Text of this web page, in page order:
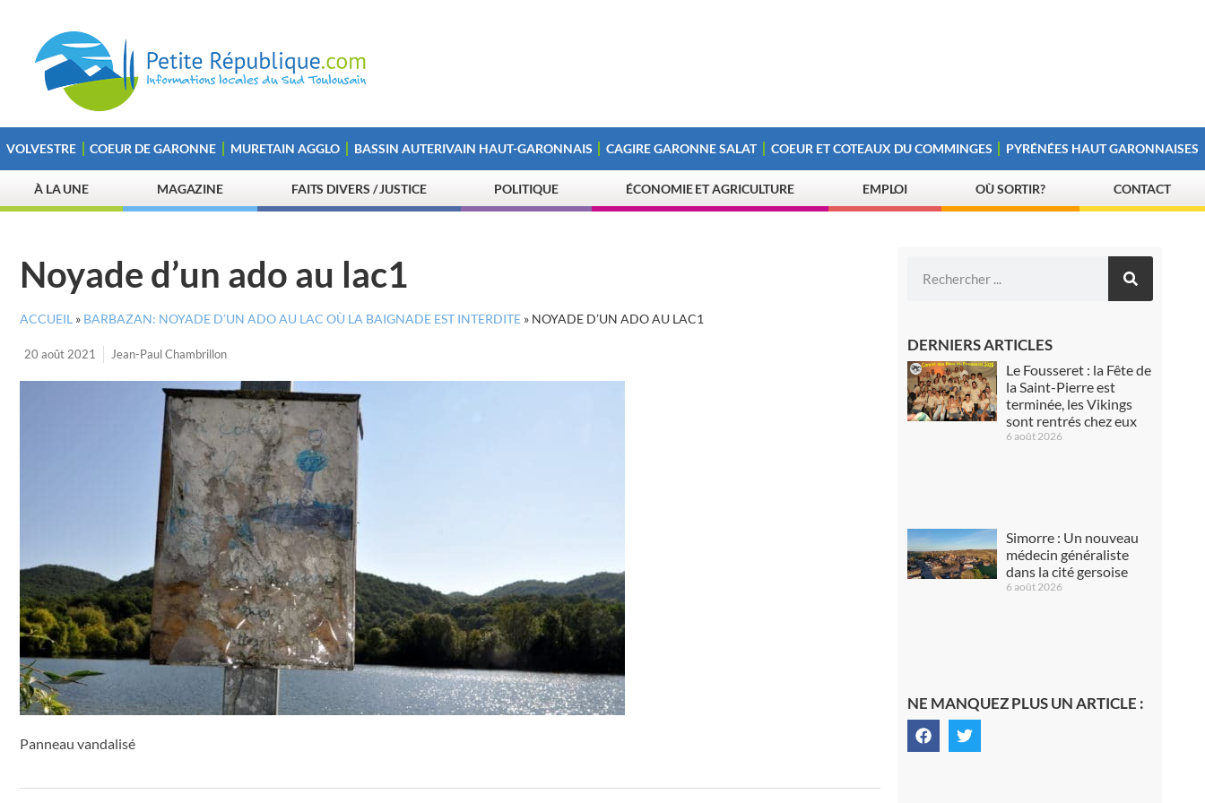
VOLVESTRE COEUR DE GARONNE MURETAIN AGGLO BASSIN AUTERIVAIN HAUT-GARONNAIS CAGIRE GARONNE SALAT COEUR ET COTEAUX DU COMMINGES PYRÉNÉES HAUT GARONNAISES
À LA UNE MAGAZINE FAITS DIVERS / JUSTICE POLITIQUE ÉCONOMIE ET AGRICULTURE EMPLOI OÙ SORTIR? CONTACT
Noyade d’un ado au lac1
ACCUEIL » BARBAZAN: NOYADE D’UN ADO AU LAC OÙ LA BAIGNADE EST INTERDITE » NOYADE D’UN ADO AU LAC1
20 août 2021 Jean-Paul Chambrillon
Panneau vandalisé
DERNIERS ARTICLES
Le Fousseret : la Fête de
la Saint-Pierre est
terminée, les Vikings
sont rentrés chez eux
6 août 2026
Simorre : Un nouveau
médecin généraliste
dans la cité gersoise
6 août 2026
NE MANQUEZ PLUS UN ARTICLE :